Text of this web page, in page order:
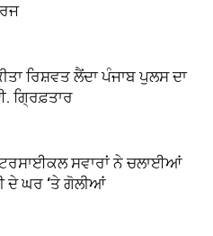
ਰਿਸ਼ਵਤ ਲੈਂਦਾ ਪੰਜਾਬ ਪੁਲਸ ਦਾ
ਗ੍ਰਿਫ਼ਤਾਰ
ਸਵਾਰਾਂ ਨੇ ਚਲਾਈਆਂ
ਦੇ ਘਰ ‘ਤੇ ਗੋਲੀਆਂ